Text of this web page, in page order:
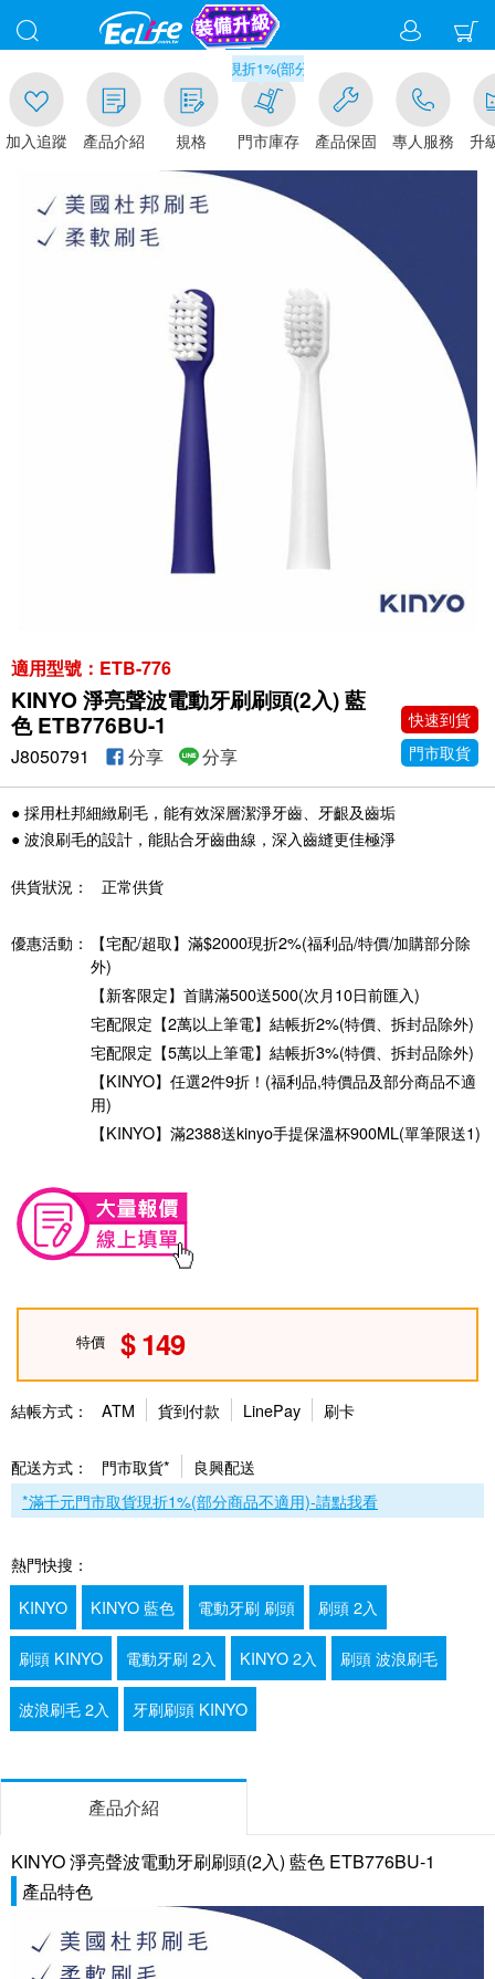
追蹤 產品介紹
滿千元門市取貨現折1%(部分商品不適用)-請點我看
門市庫存 產品保固 專人服務 升級金
適用型號：ETB-776
KINYO 淨亮聲波電動牙刷刷頭(2入) 藍
色 ETB776BU-1
快速到貨
門市取貨
J8050791 分享 分享
● 採用杜邦細緻刷毛，能有效深層潔淨牙齒、牙齦及齒垢
● 波浪刷毛的設計，能貼合牙齒曲線，深入齒縫更佳極淨
供貨狀況： 正常供貨
優惠活動：
【宅配/超取】滿$2000現折2%(福利品/特價/加購部分除
外)
【新客限定】首購滿500送500(次月10日前匯入)
宅配限定【2萬以上筆電】結帳折2%(特價、拆封品除外)
宅配限定【5萬以上筆電】結帳折3%(特價、拆封品除外)
【KINYO】任選2件9折！(福利品,特價品及部分商品不適
用)
【KINYO】滿2388送kinyo手提保溫杯900ML(單筆限送1)
特價 149
結帳方式： ATM 貨到付款 LinePay 刷卡
配送方式： 門市取貨*
良興配送
*滿千元門市取貨現折1%(部分商品不適用)-請點我看
熱門快搜：
KINYO
KINYO 藍色 電動牙刷 刷頭 刷頭 2入
刷頭 KINYO 電動牙刷 2入 KINYO 2入 刷頭 波浪刷毛
波浪刷毛 2入 牙刷刷頭 KINYO
產品介紹
KINYO 淨亮聲波電動牙刷刷頭(2入) 藍色 ETB776BU-1
產品特色